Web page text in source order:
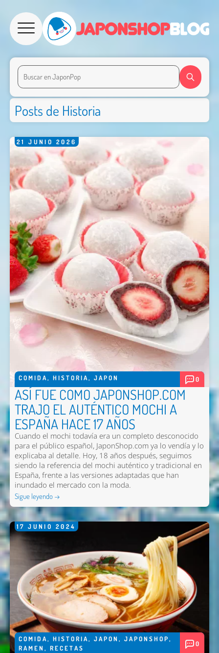
Posts de Historia
21 JUNIO 2026
COMIDA, HISTORIA, JAPON 0
ASÍ FUE COMO JAPONSHOP.COM
TRAJO EL AUTÉNTICO MOCHI A
ESPAÑA HACE 17 AÑOS
Cuando el mochi todavía era un completo desconocido
para el público español, JaponShop.com ya lo vendía y lo
explicaba al detalle. Hoy, 18 años después, seguimos
siendo la referencia del mochi auténtico y tradicional en
España, frente a las versiones adaptadas que han
inundado el mercado con la moda.
Sigue leyendo →
17 JUNIO 2024
COMIDA, HISTORIA, JAPON , JAPONSHOP,
RAMEN , RECETAS
0